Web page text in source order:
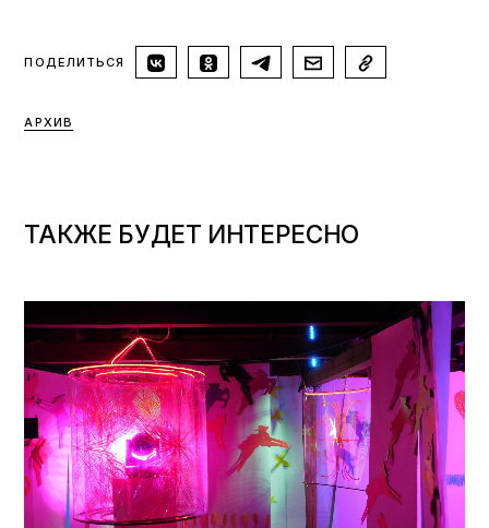
ПОДЕЛИТЬСЯ
AРХИВ
ТАКЖЕ БУДЕТ ИНТЕРЕСНО